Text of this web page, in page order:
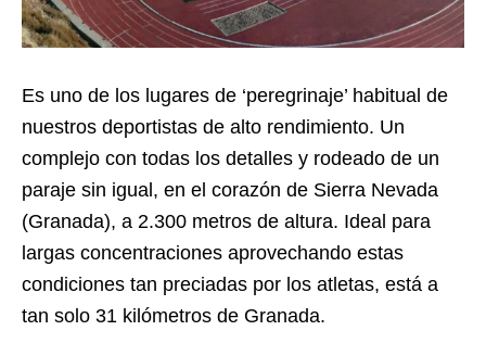
Es uno de los lugares de ‘peregrinaje’ habitual de
nuestros deportistas de alto rendimiento. Un
complejo con todas los detalles y rodeado de un
paraje sin igual, en el corazón de Sierra Nevada
(Granada), a 2.300 metros de altura. Ideal para
largas concentraciones aprovechando estas
condiciones tan preciadas por los atletas, está a
tan solo 31 kilómetros de Granada.